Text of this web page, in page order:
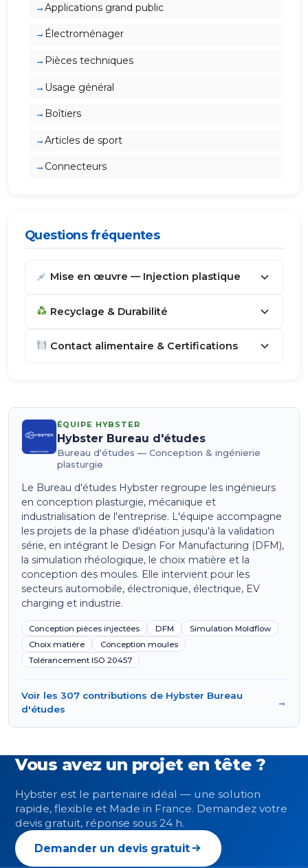
Applications grand public
Électroménager
Pièces techniques
Usage général
Boîtiers
Articles de sport
Connecteurs
Questions fréquentes
Mise en œuvre — Injection plastique
Recyclage & Durabilité
Contact alimentaire & Certifications
ÉQUIPE HYBSTER
Hybster Bureau d'études
Bureau d'études — Conception & ingénierie
plasturgie
Le Bureau d'études Hybster regroupe les ingénieurs
en conception plasturgie, mécanique et
industrialisation de l'entreprise. L'équipe accompagne
les projets de la phase d'idéation jusqu'à la validation
série, en intégrant le Design For Manufacturing (DFM),
la simulation rhéologique, le choix matière et la
conception des moules. Elle intervient pour les
secteurs automobile, électronique, électrique, EV
charging et industrie.
Conception pièces injectées DFM
Simulation Moldflow
Choix matière
Conception moules
Tolérancement ISO 20457
Voir les 307 contributions de Hybster Bureau
d'études
→
Vous avez un projet en tête ?
Hybster est le partenaire idéal — une solution
rapide, flexible et Made in France. Demandez votre
devis gratuit, réponse sous 24 h.
Demander un devis gratuit